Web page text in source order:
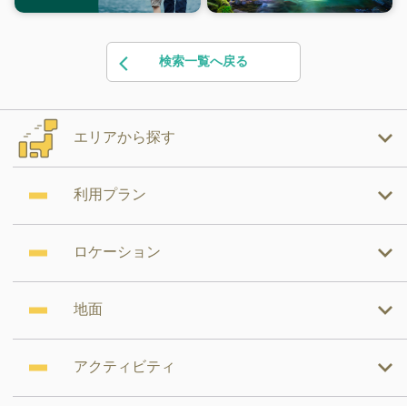
検索一覧へ戻る
エリアから探す
利用プラン
ロケーション
地面
アクティビティ